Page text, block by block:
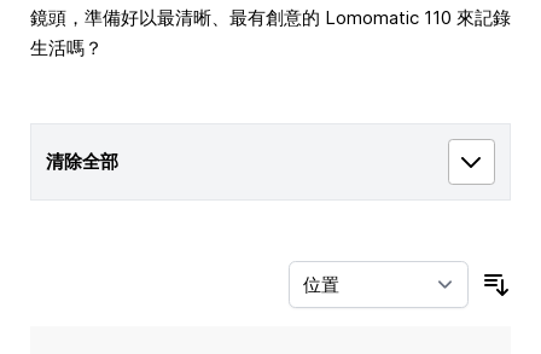
鏡頭，準備好以最清晰、最有創意的 Lomomatic 110 來記錄
生活嗎？
清除全部